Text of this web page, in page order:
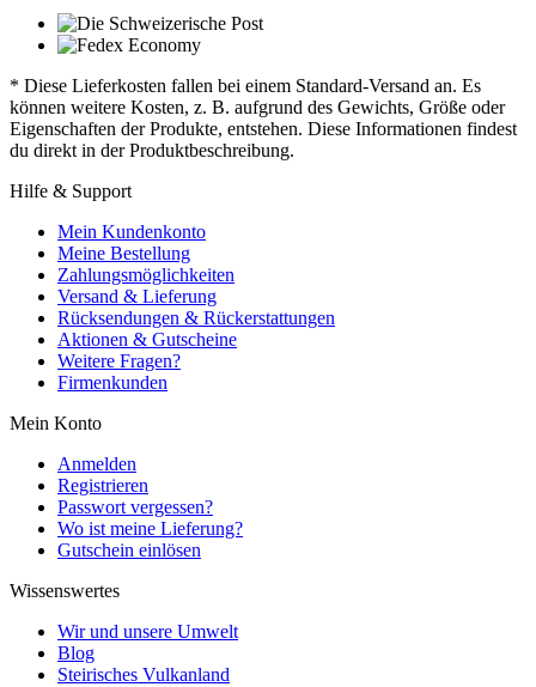
* Diese Lieferkosten fallen bei einem Standard-Versand an. Es
können weitere Kosten, z. B. aufgrund des Gewichts, Größe oder
Eigenschaften der Produkte, entstehen. Diese Informationen findest
du direkt in der Produktbeschreibung.
Hilfe & Support
Mein Kundenkonto
Meine Bestellung
Zahlungsmöglichkeiten
Versand & Lieferung
Rücksendungen & Rückerstattungen
Aktionen & Gutscheine
Weitere Fragen?
Firmenkunden
Mein Konto
Anmelden
Registrieren
Passwort vergessen?
Wo ist meine Lieferung?
Gutschein einlösen
Wissenswertes
Wir und unsere Umwelt
Blog
Steirisches Vulkanland